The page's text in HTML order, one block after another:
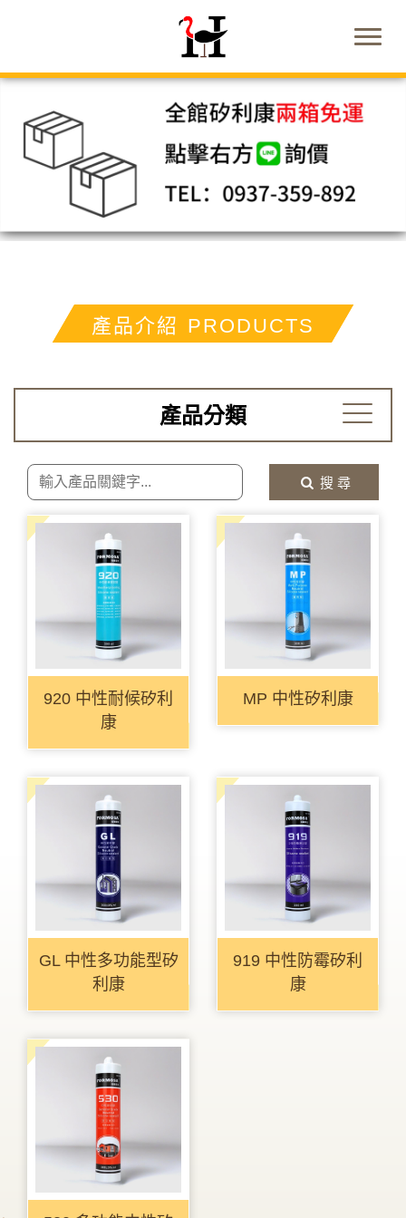
產品介紹 PRODUCTS
產品分類
搜 尋
920 中性耐候矽利
康
MP 中性矽利康
GL 中性多功能型矽
利康
919 中性防霉矽利
康